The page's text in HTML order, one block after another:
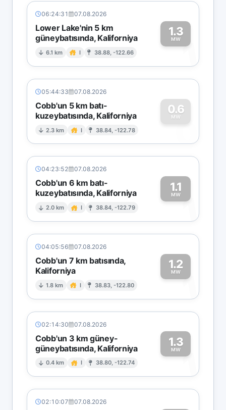
06:24:31 07.08.2026
Lower Lake'nin 5 km
güneybatısında, Kaliforniya
6.1 km I 38.88, -122.66
1.3
MW1
05:44:33 07.08.2026
Cobb'un 5 km batı-
kuzeybatısında, Kaliforniya
2.3 km I 38.84, -122.78
0.6
MW
0
04:23:52 07.08.2026
Cobb'un 6 km batı-
kuzeybatısında, Kaliforniya
2.0 km I 38.84, -122.79
1.1
MW1
04:05:56 07.08.2026
Cobb'un 7 km batısında,
Kaliforniya
1.8 km I 38.83, -122.80
1.2
MW1
02:14:30 07.08.2026
Cobb'un 3 km güney-
güneybatısında, Kaliforniya
0.4 km I 38.80, -122.74
1.3
MW1
02:10:07 07.08.2026